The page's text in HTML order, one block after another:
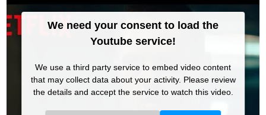
We need your consent to load the
Youtube service!
We use a third party service to embed video content
that may collect data about your activity. Please review
the details and accept the service to watch this video.